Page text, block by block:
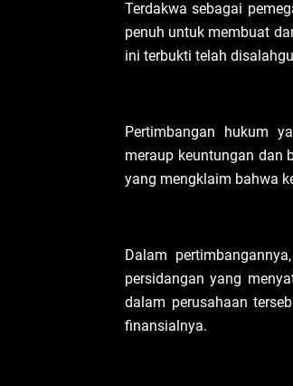
Terdakwa sebagai
penuh untuk membuat
ini terbukti telah
Pertimbangan hukum
meraup keuntungan dan
yang mengklaim bahwa
Dalam
persidangan yang
dalam perusahaan
finansialnya.